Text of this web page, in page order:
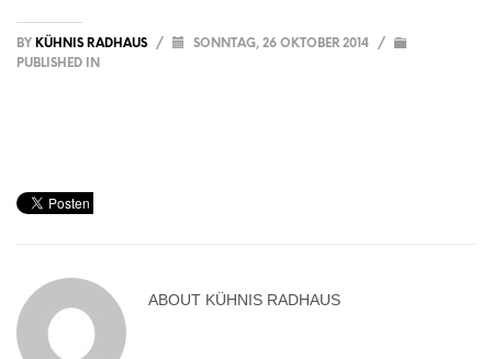
BY KÜHNIS RADHAUS / SONNTAG, 26 OKTOBER 2014
/
PUBLISHED IN
ABOUT KÜHNIS RADHAUS